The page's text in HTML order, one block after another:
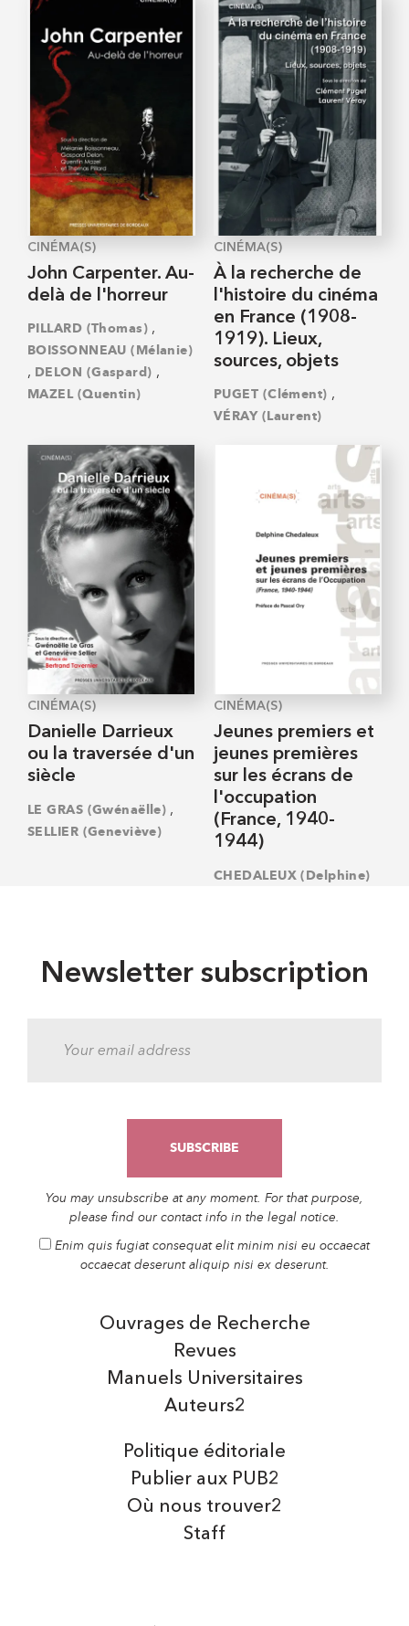
CINÉMA(S)
John Carpenter. Au-
delà de l'horreur
PILLARD (Thomas) ,
BOISSONNEAU (Mélanie)
, DELON (Gaspard) ,
MAZEL (Quentin)
CINÉMA(S)
À la recherche de
l'histoire du cinéma
en France (1908-
1919). Lieux,
sources, objets
PUGET (Clément) ,
VÉRAY (Laurent)
CINÉMA(S)
Danielle Darrieux
ou la traversée d'un
siècle
LE GRAS (Gwénaëlle) ,
SELLIER (Geneviève)
CINÉMA(S)
Jeunes premiers et
jeunes premières
sur les écrans de
l'occupation
(France, 1940-
1944)
CHEDALEUX (Delphine)
Newsletter subscription
You may unsubscribe at any moment. For that purpose,
please find our contact info in the legal notice.
Enim quis fugiat consequat elit minim nisi eu occaecat
occaecat deserunt aliquip nisi ex deserunt.
Auteurs2
Manuels Universitaires
Ouvrages de Recherche
Revues
Politique éditoriale
Publier aux PUB2
Où nous trouver2
Staff